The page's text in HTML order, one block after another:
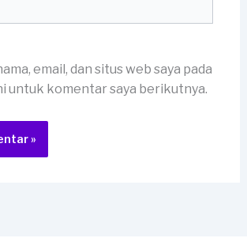
email, dan situs web saya pada
untuk komentar saya berikutnya.